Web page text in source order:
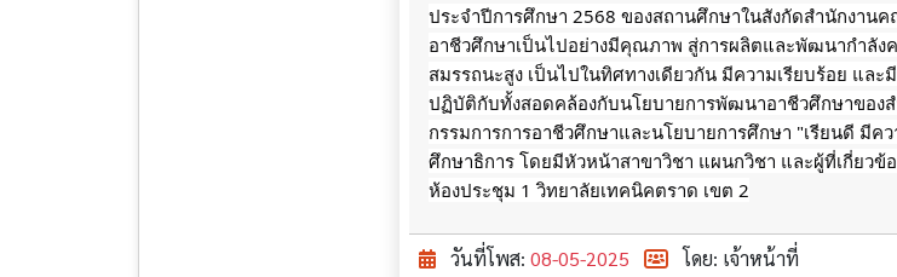
ประจำปีการศึกษา 2568 ของสถานศึกษาในสังกัดสำนักงาน
อาชีวศึกษาเป็นไปอย่างมีคุณภาพ สู่การผลิตและพัฒนากำลัง
สมรรถนะสูง เป็นไปในทิศทางเดียวกัน มีความเรียบร้อย และ
ปฏิบัติกับทั้งสอดคล้องกับนโยบายการพัฒนาอาชีวศึกษาของ
กรรมการการอาชีวศึกษาและนโยบายการศึกษา "เรียนดี มีคว
ศึกษาธิการ โดยมีหัวหน้าสาขาวิชา แผนกวิชา และผู้ที่เกี่ยวข้
ห้องประชุม 1 วิทยาลัยเทคนิคตราด เขต 2
วันที่โพส:08-05-2025 โดย: เจ้าหน้าที่